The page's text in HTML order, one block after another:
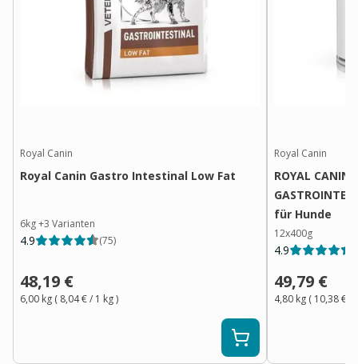
Royal Canin
Royal Canin Gastro Intestinal Low Fat
6kg+3 Varianten
4.9 (75)
48,19 €
6,00 kg ( 8,04 €/ 1 kg)
Royal Canin
ROYAL
für Hunde
12x400g
4.9
49,79 €
4,80 kg ( 10,38 €